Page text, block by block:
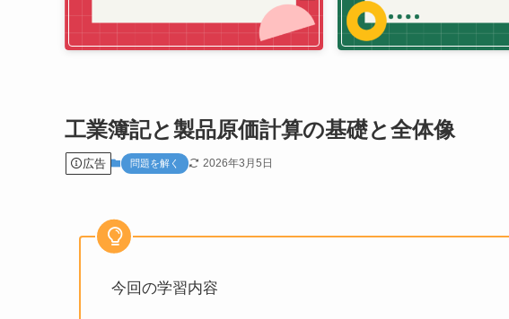
工業簿記と製品原価計算の基礎と全体像
広告 問題を解く 2026年3月5日
今回の学習内容